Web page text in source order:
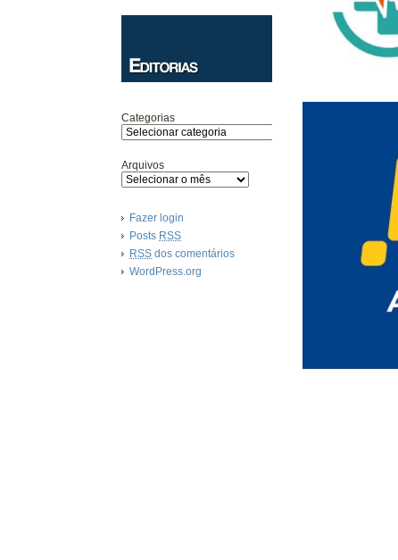
Categorias
Arquivos
Fazer login
Posts RSS
RSS dos comentários
WordPress.org